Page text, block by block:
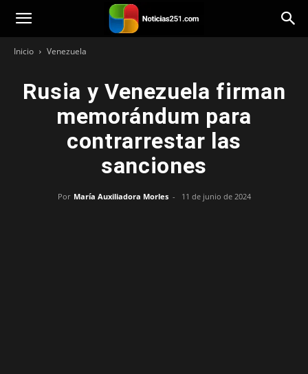
Noticias251
Inicio Venezuela
Rusia y Venezuela firman
memorándum para
contrarrestar las
sanciones
Por María Auxiliadora Morles - 11 de junio de 2024